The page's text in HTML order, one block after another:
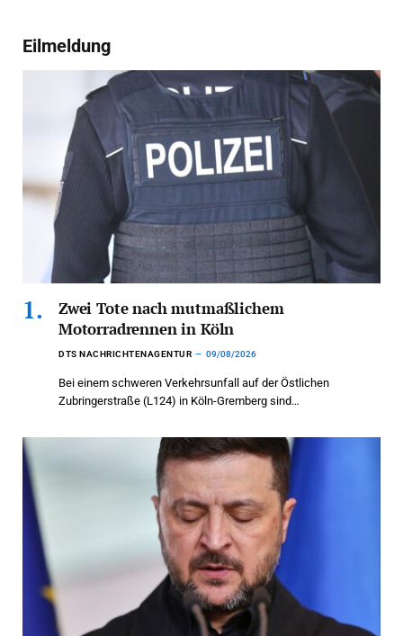
Eilmeldung
Zwei Tote nach mutmaßlichem
Motorradrennen in Köln
DTS NACHRICHTENAGENTUR 09/08/2026
Bei einem schweren Verkehrsunfall auf der Östlichen
Zubringerstraße (L124) in Köln-Gremberg sind…